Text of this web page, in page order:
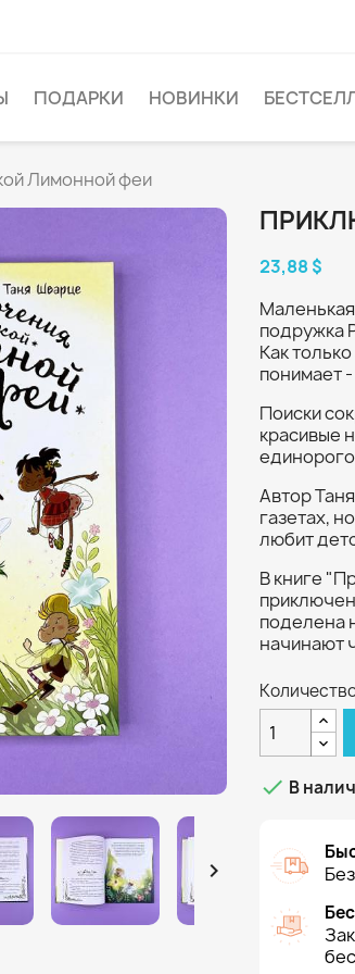
ПОДАРКИ НОВИНКИ
Лимонной феи

23,88 $
подружка
Как
понимает
Поиски
красивые
Автор
газетах,
любит
В книге
поделена
начинают
 В